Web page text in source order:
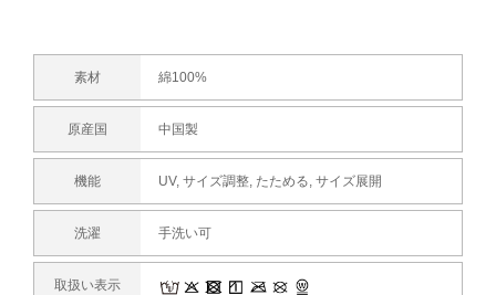
素材 綿100%
原産国 中国製
機能 UV, サイズ調整, たためる, サイズ展開
洗濯 手洗い可
取扱い表示